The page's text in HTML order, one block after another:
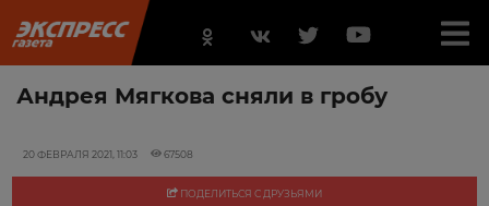
Андрея Мягкова сняли в гробу
20 ФЕВРАЛЯ 2021, 11:03 67508
ПОДЕЛИТЬСЯ С ДРУЗЬЯМИ